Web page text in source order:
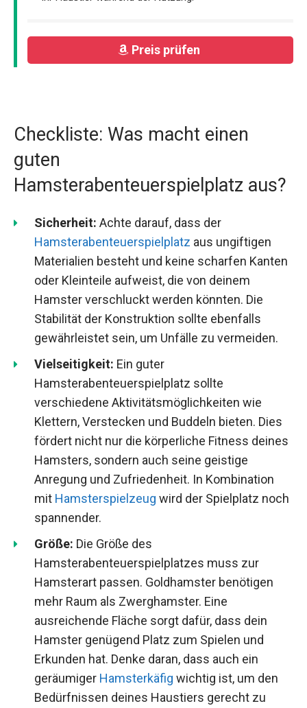
Preis prüfen
Checkliste: Was macht einen
guten
Hamsterabenteuerspielplatz aus?
Sicherheit: Achte darauf, dass der
Hamsterabenteuerspielplatz aus ungiftigen
Materialien besteht und keine scharfen Kanten
oder Kleinteile aufweist, die von deinem
Hamster verschluckt werden könnten. Die
Stabilität der Konstruktion sollte ebenfalls
gewährleistet sein, um Unfälle zu vermeiden.
Vielseitigkeit: Ein guter
Hamsterabenteuerspielplatz sollte
verschiedene Aktivitätsmöglichkeiten wie
Klettern, Verstecken und Buddeln bieten. Dies
fördert nicht nur die körperliche Fitness deines
Hamsters, sondern auch seine geistige
Anregung und Zufriedenheit. In Kombination
mit Hamsterspielzeug wird der Spielplatz noch
spannender.
Größe: Die Größe des
Hamsterabenteuerspielplatzes muss zur
Hamsterart passen. Goldhamster benötigen
mehr Raum als Zwerghamster. Eine
ausreichende Fläche sorgt dafür, dass dein
Hamster genügend Platz zum Spielen und
Erkunden hat. Denke daran, dass auch ein
geräumiger Hamsterkäfig wichtig ist, um den
Bedürfnissen deines Haustiers gerecht zu